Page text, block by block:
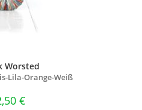
Worsted
Lila-Orange-Weiß
€